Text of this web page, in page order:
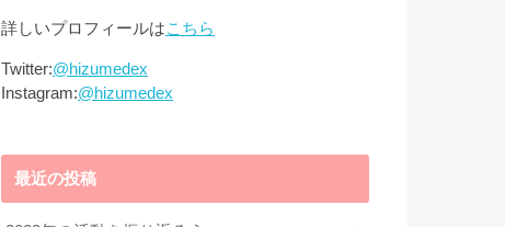
詳しいプロフィールはこちら
Twitter:@hizumedex
Instagram:@hizumedex
最近の投稿